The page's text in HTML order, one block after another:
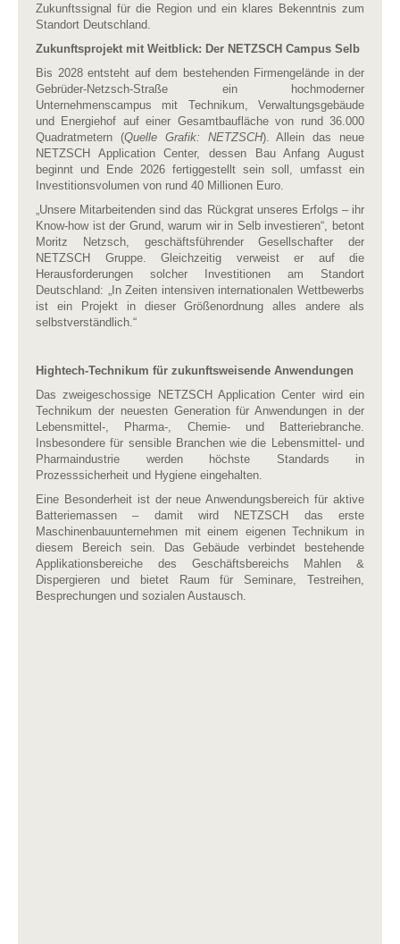
Zukunftssignal für die Region und ein klares Bekenntnis zum
Standort Deutschland.
Zukunftsprojekt mit Weitblick: Der NETZSCH Campus Selb
Bis 2028 entsteht auf dem bestehenden Firmengelände in der
Gebrüder-Netzsch-Straße ein hochmoderner
Unternehmenscampus mit Technikum, Verwaltungsgebäude
und Energiehof auf einer Gesamtbaufläche von rund 36.000
Quadratmetern (Quelle Grafik: NETZSCH). Allein das neue
NETZSCH Application Center, dessen Bau Anfang August
beginnt und Ende 2026 fertiggestellt sein soll, umfasst ein
Investitionsvolumen von rund 40 Millionen Euro.
„Unsere Mitarbeitenden sind das Rückgrat unseres Erfolgs – ihr
Know-how ist der Grund, warum wir in Selb investieren“, betont
Moritz Netzsch, geschäftsführender Gesellschafter der
NETZSCH Gruppe. Gleichzeitig verweist er auf die
Herausforderungen solcher Investitionen am Standort
Deutschland: „In Zeiten intensiven internationalen Wettbewerbs
ist ein Projekt in dieser Größenordnung alles andere als
selbstverständlich.“
Hightech-Technikum für zukunftsweisende Anwendungen
Das zweigeschossige NETZSCH Application Center wird ein
Technikum der neuesten Generation für Anwendungen in der
Lebensmittel-, Pharma-, Chemie- und Batteriebranche.
Insbesondere für sensible Branchen wie die Lebensmittel- und
Pharmaindustrie werden höchste Standards in
Prozesssicherheit und Hygiene eingehalten.
Eine Besonderheit ist der neue Anwendungsbereich für aktive
Batteriemassen – damit wird NETZSCH das erste
Maschinenbauunternehmen mit einem eigenen Technikum in
diesem Bereich sein. Das Gebäude verbindet bestehende
Applikationsbereiche des Geschäftsbereichs Mahlen &
Dispergieren und bietet Raum für Seminare, Testreihen,
Besprechungen und sozialen Austausch.